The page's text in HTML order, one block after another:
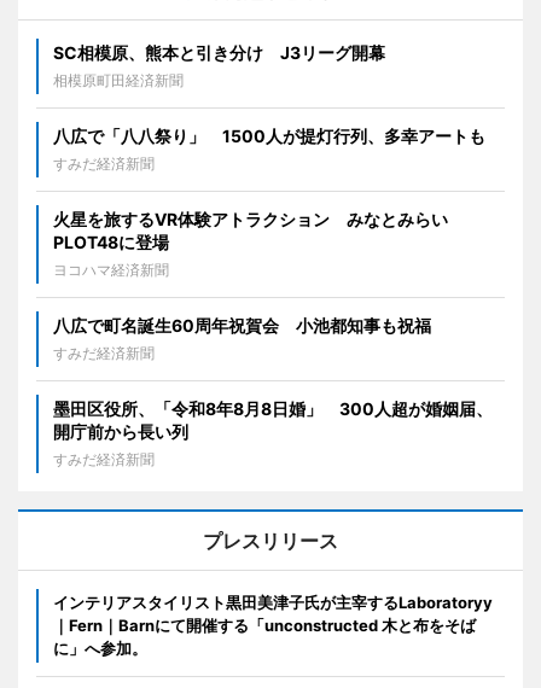
SC相模原、熊本と引き分け J3リーグ開幕
相模原町田経済新聞
八広で「八八祭り」 1500人が提灯行列、多幸アートも
すみだ経済新聞
火星を旅するVR体験アトラクション みなとみらい
PLOT48に登場
ヨコハマ経済新聞
八広で町名誕生60周年祝賀会 小池都知事も祝福
すみだ経済新聞
墨田区役所、「令和8年8月8日婚」 300人超が婚姻届、
開庁前から長い列
すみだ経済新聞
プレスリリース
インテリアスタイリスト黒田美津子氏が主宰するLaboratoryy
｜Fern｜Barnにて開催する「unconstructed 木と布をそば
に」へ参加。